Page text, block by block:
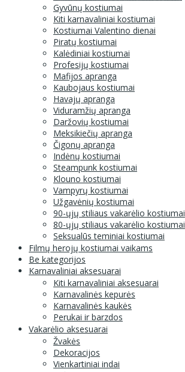
Gyvūnų kostiumai
Kiti karnavaliniai kostiumai
Kostiumai Valentino dienai
Piratų kostiumai
Kalėdiniai kostiumai
Profesijų kostiumai
Mafijos apranga
Kaubojaus kostiumai
Havajų apranga
Viduramžių apranga
Daržovių kostiumai
Meksikiečių apranga
Čigonų apranga
Indėnų kostiumai
Steampunk kostiumai
Klouno kostiumai
Vampyrų kostiumai
Užgavėnių kostiumai
90-ųjų stiliaus vakarėlio kostiumai
80-ųjų stiliaus vakarėlio kostiumai
Seksualūs teminiai kostiumai
Filmų herojų kostiumai vaikams
Be kategorijos
Karnavaliniai aksesuarai
Kiti karnavaliniai aksesuarai
Karnavalinės kepurės
Karnavalinės kaukės
Perukai ir barzdos
Vakarėlio aksesuarai
Žvakės
Dekoracijos
Vienkartiniai indai